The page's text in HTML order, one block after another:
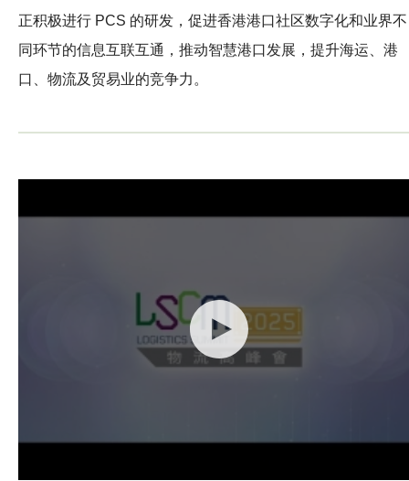
正积极进行 PCS 的研发，促进香港港口社区数字化和业界不
同环节的信息互联互通，推动智慧港口发展，提升海运、港
口、物流及贸易业的竞争力。